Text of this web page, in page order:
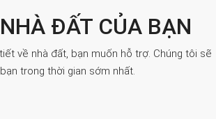
ĐẤT CỦA BẠN
về nhà đất, bạn muốn hỗ trợ. Chúng tôi sẽ
trong thời gian sớm nhất.